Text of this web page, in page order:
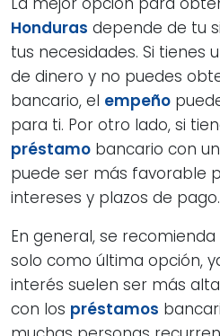
Honduras depende de tu
tus necesidades. Si tienes
de dinero y no puedes
bancario, el empeño
para ti. Por otro lado, si
préstamo bancario con
puede ser más favorable
intereses y plazos de pago.
En general, se
solo como última opción,
interés suelen ser más
con los préstamos